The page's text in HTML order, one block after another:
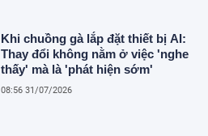
Khi chuồng gà lắp đặt thiết bị AI:
Thay đổi không nằm ở việc 'nghe
thấy' mà là 'phát hiện sớm'
08:56 31/07/2026